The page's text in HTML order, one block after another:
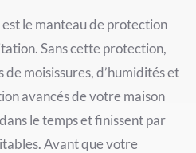
le manteau de protection
Sans cette protection,
de moisissures, d’humidités et
avancés de votre maison
le temps et finissent par
Avant que votre